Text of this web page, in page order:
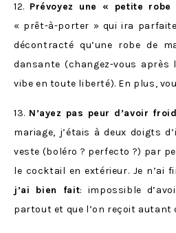
12. Prévoyez une « petite
« prêt-à-porter » qui ira
décontracté qu’une robe de
dansante (changez-vous
vibe en toute liberté). En plus,
13. N’ayez pas peur d’avoir
mariage, j’étais à deux doigts
veste (boléro ? perfecto ?) par
le cocktail en extérieur. Je n’ai
j’ai bien fait: impossible
partout et que l’on reçoit autant